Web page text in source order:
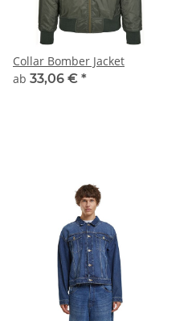
Collar Bomber Jacket
ab 33,06 € *